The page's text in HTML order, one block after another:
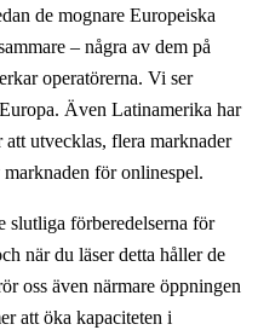
de mognare Europeiska
– några av dem på
operatörerna. Vi ser
Även Latinamerika har
utvecklas, flera marknader
för onlinespel.
slutliga förberedelserna för
när du läser detta håller de
oss även närmare öppningen
att öka kapaciteten i